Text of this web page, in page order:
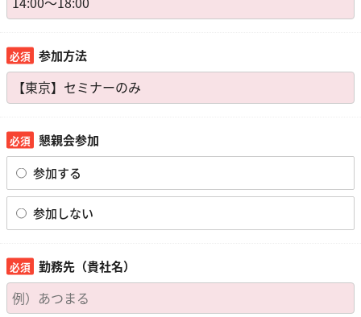
参加方法
懇親会参加
参加する
参加しない
勤務先（貴社名）